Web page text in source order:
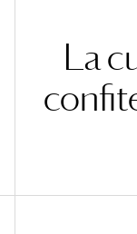
La